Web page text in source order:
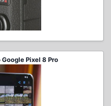
Pixel 8 Pro